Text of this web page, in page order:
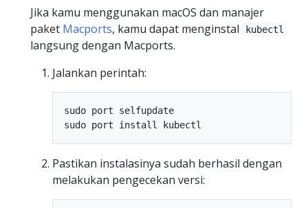
Jika kamu menggunakan macOS dan manajer
paket Macports, kamu dapat menginstal kubectl
langsung dengan Macports.
Jalankan perintah:
sudo port selfupdate
Pastikan instalasinya sudah berhasil dengan
melakukan pengecekan versi: